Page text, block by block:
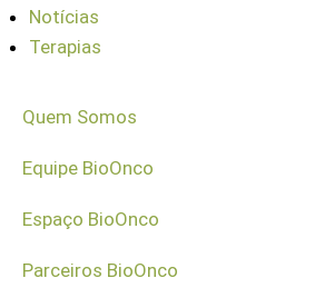
Notícias
Terapias
Quem Somos
Equipe BioOnco
Espaço BioOnco
Parceiros BioOnco